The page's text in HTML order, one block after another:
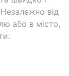
від
або в місто,